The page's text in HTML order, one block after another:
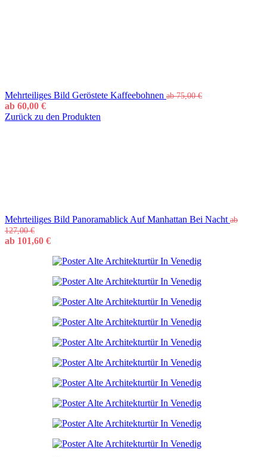
Mehrteiliges Bild Geröstete Kaffeebohnen ab75,00€
ab 60,00 €
Zurück zu den Produkten
Mehrteiliges Bild Panoramablick Auf Manhattan Bei Nacht ab
127,00€
ab 101,60 €